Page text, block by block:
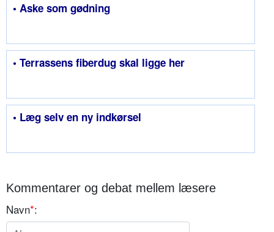
• Aske som gødning
• Terrassens fiberdug skal ligge her
• Læg selv en ny indkørsel
Kommentarer og debat mellem læsere
Navn*: